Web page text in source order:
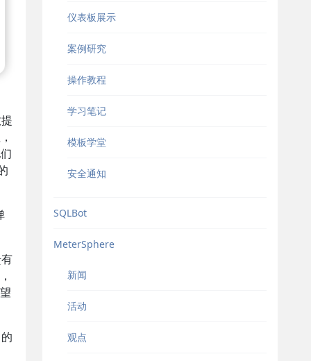
仪表板展示
案例研究
操作教程
学习笔记
模板学堂
安全通知
SQLBot
MeterSphere
新闻
活动
观点